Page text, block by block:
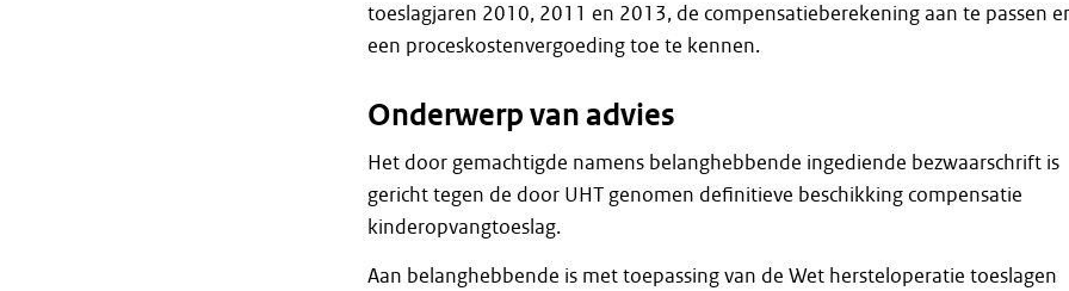
toeslagjaren 2010, 2011 en 2013, de compensatieberekening aan te passen
een proceskostenvergoeding toe te kennen.
Onderwerp van advies
Het door gemachtigde namens belanghebbende ingediende bezwaarschrift is
gericht tegen de door UHT genomen definitieve beschikking compensatie
kinderopvangtoeslag.
Aan belanghebbende is met toepassing van de Wet hersteloperatie toeslagen